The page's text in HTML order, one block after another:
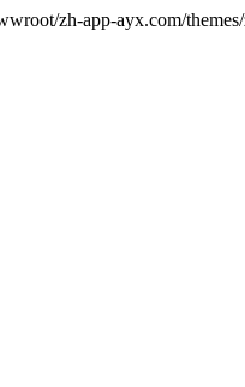
zh-app-ayx.com/